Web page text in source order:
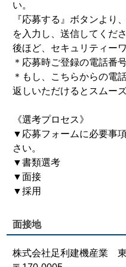
い。
『応募する』ボタンより
を入力し、送信してくださ
後ほど、セキュリティー
＊応募時ご登録の電話番
＊もし、こちらからの電
返しいただけるとスムーズ
《選考プロセス》
▼応募フォームに必要事
さい。
▼書類選考
▼面接
▼採用
面接地
株式会社足利建機産業